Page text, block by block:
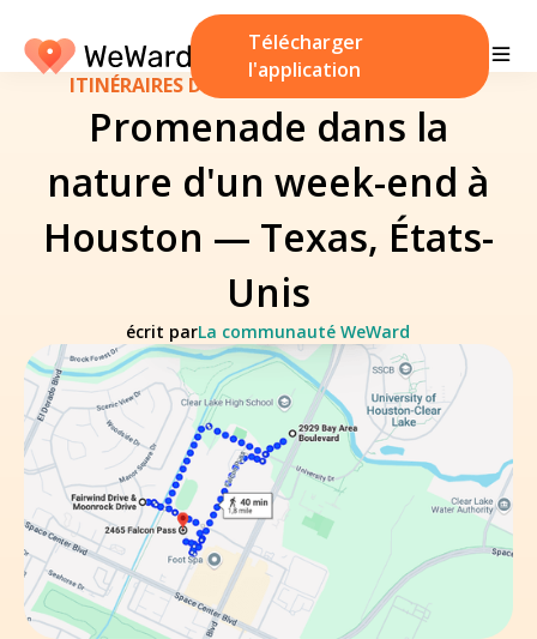
Télécharger
l'application
ITINÉRAIRES DE MARCHE / 24 octobre 2024
Promenade dans la
nature d'un week-end à
Houston — Texas, États-
Unis
écrit parLa communauté WeWard